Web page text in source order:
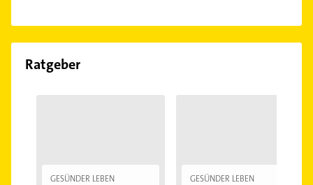
Ratgeber
GESÜNDER LEBEN GESÜNDER LEBEN